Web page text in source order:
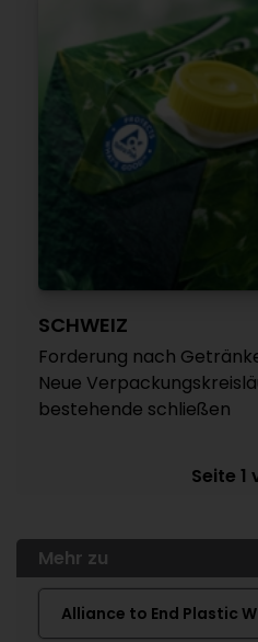
SCHWEIZ
Forderung nach
Neue
bestehende schließen
Seite 1
Mehr zu
Alliance to End Plastic